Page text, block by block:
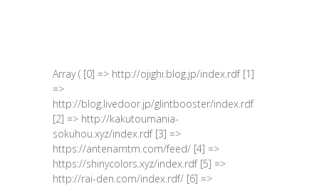
Array ( [0] => http://ojighi.blog.jp/index.rdf [1]
=>
http://blog.livedoor.jp/glintbooster/index.rdf
[2] => http://kakutoumania-
sokuhou.xyz/index.rdf [3] =>
https://antenamtm.com/feed/ [4] =>
https://shinycolors.xyz/index.rdf [5] =>
http://rai-den.com/index.rdf/ [6] =>